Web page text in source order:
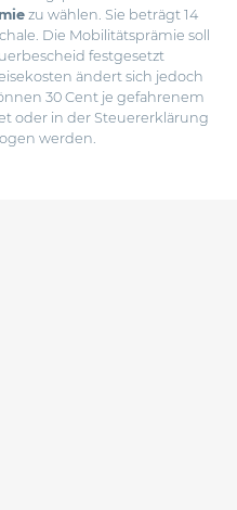
zu wählen. Sie beträgt 14
Die Mobilitätsprämie soll
festgesetzt
ändert sich jedoch
30 Cent je gefahrenem
oder in der Steuererklärung
werden.